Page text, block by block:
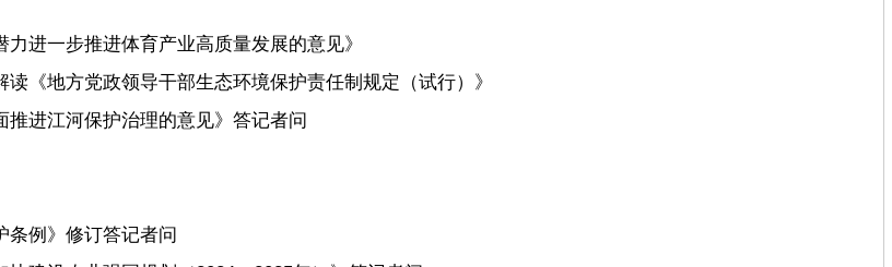
进一步推进体育产业高质量发展的意见》
《地方党政领导干部生态环境保护责任制规定（试行）》
进江河保护治理的意见》答记者问
条例》修订答记者问